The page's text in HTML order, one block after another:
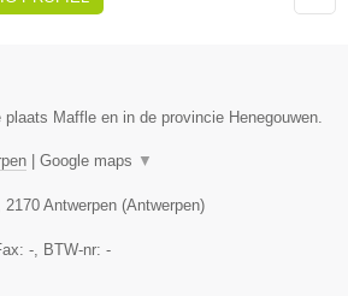
plaats Maffle en in de provincie Henegouwen.
Google maps ▼
2170 Antwerpen (Antwerpen)
-, BTW-nr: -